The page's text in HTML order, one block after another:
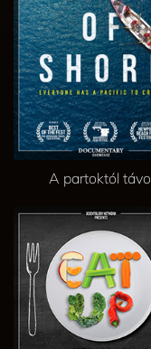
A partoktól